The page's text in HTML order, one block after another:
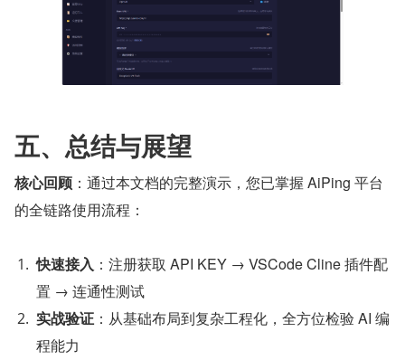
五、总结与展望
核心回顾 ：通过本文档的完整演示，您已掌握 AiPing 平台
的全链路使用流程：
快速接入 ：注册获取 API KEY → VSCode Cline 插件配
置 → 连通性测试
实战验证 ：从基础布局到复杂工程化，全方位检验 AI 编
程能力